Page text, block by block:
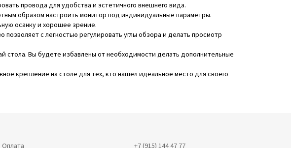
провода для удобства и эстетичного внешнего вида.
образом настроить монитор под индивидуальные параметры.
осанку и хорошее зрение.
с легкостью регулировать углы обзора и делать просмотр
стола. Вы будете избавлены от необходимости делать дополнительные
крепление на столе для тех, кто нашел идеальное место для своего
Оплата +7 (915) 144 47 77